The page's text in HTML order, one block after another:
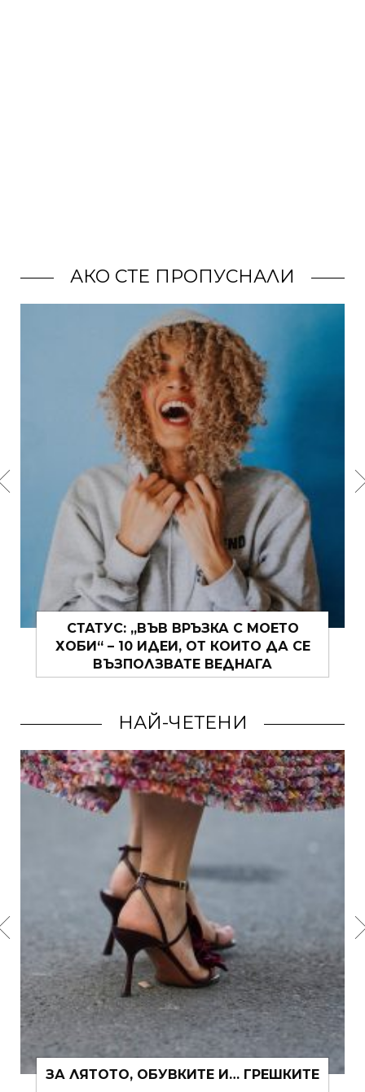
АКО СТЕ ПРОПУСНАЛИ
СТАТУС: „ВЪВ ВРЪЗКА С МОЕТО
ХОБИ“ – 10 ИДЕИ, ОТ КОИТО ДА СЕ
ВЪЗПОЛЗВАТЕ ВЕДНАГА
НАЙ-ЧЕТЕНИ
ЗА ЛЯТОТО, ОБУВКИТЕ И… ГРЕШКИТЕ